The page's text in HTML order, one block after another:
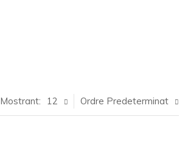
Ordre Predeterminat
Mostrant: 12